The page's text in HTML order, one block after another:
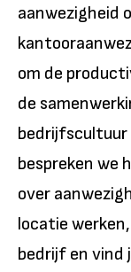
aanwezigheid
om de
de
bespreken we
over
locatie
bedrijf en vind